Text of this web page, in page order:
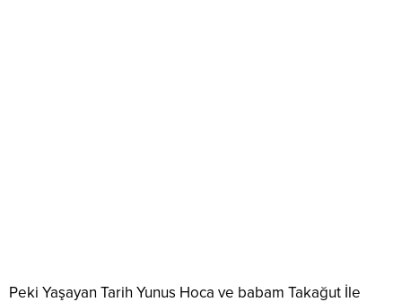
Peki Yaşayan Tarih Yunus Hoca ve babam Takağut İle